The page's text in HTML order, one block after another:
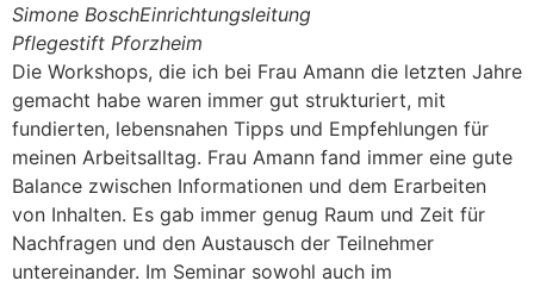
Simone BoschEinrichtungsleitung
Pflegestift Pforzheim
Die Workshops, die ich bei Frau Amann die letzten Jahre
gemacht habe waren immer gut strukturiert, mit
fundierten, lebensnahen Tipps und Empfehlungen für
meinen Arbeitsalltag. Frau Amann fand immer eine gute
Balance zwischen Informationen und dem Erarbeiten
von Inhalten. Es gab immer genug Raum und Zeit für
Nachfragen und den Austausch der Teilnehmer
untereinander. Im Seminar sowohl auch im